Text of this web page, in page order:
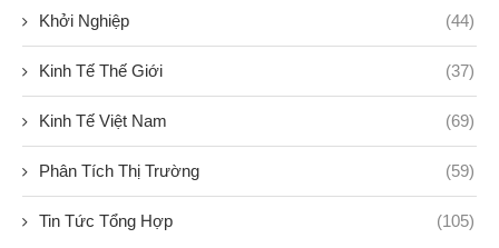
Khởi Nghiệp (44)
Kinh Tế Thế Giới (37)
Kinh Tế Việt Nam (69)
Phân Tích Thị Trường (59)
Tin Tức Tổng Hợp (105)